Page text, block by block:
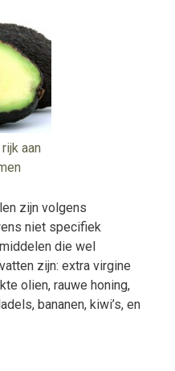
aan
zijn volgens
niet specifiek
die wel
zijn: extra virgine
olien, rauwe honing,
bananen, kiwi’s, en